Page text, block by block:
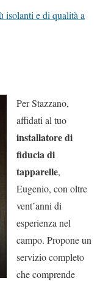
isolanti e di qualità a
Per Stazzano,
affidati al tuo
installatore di
fiducia di
tapparelle,
Eugenio, con oltre
vent’anni di
esperienza nel
campo. Propone un
servizio completo
che comprende